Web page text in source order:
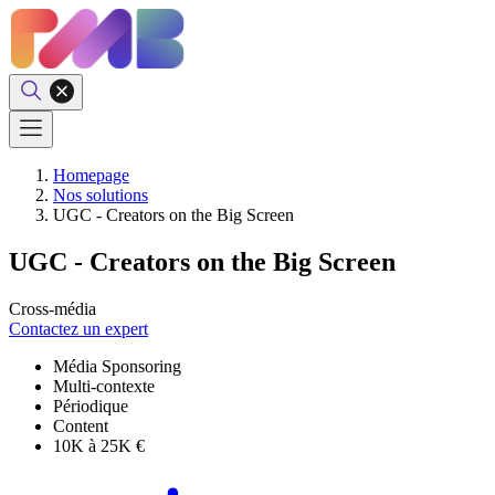
Homepage
Nos solutions
UGC - Creators on the Big Screen
UGC - Creators on the Big Screen
Cross-média
Contactez un expert
Média Sponsoring
Multi-contexte
Périodique
Content
10K à 25K €